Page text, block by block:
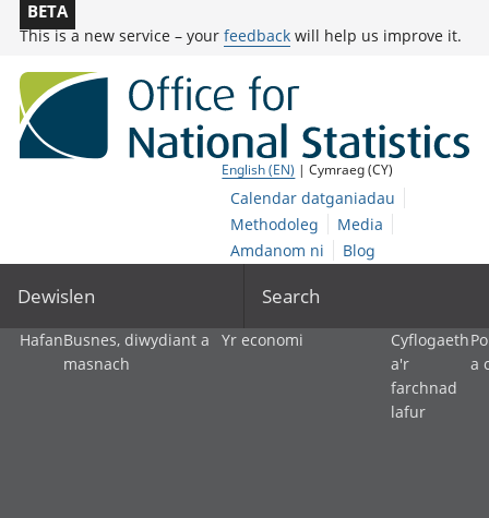
BETA
This is a new service – your feedback will help us improve it.
English (EN) | Cymraeg (CY)
Calendar datganiadau
Methodoleg
Media
Amdanom ni
Blog
Dewislen Search
HafanBusnes, diwydiant a
masnach
Yr economi
Cyflogaeth
a'r
farchnad
lafur
a